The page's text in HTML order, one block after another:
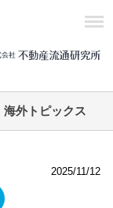
海外トピックス
2025/11/12